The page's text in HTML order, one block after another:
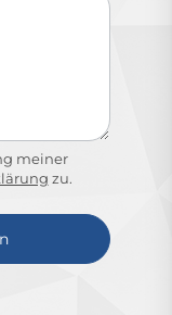
meiner
zu.